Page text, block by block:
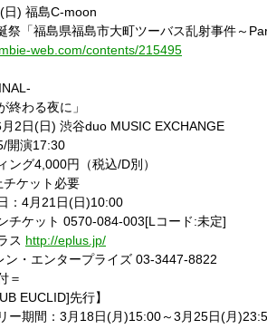
日) 福島C-moon
祭「福島県福島市大町ツーバス乱射事件～
web.com/contents/215495
終わる夜に」
2日(日) 渋谷duo MUSIC EXCHANGE
開演17:30
ング4,000円（税込/D別）
ケット必要
：4月21日(日)10:00
チケット 0570-084-003[Lコード:未定]
ス http://eplus.jp/
ン・エンタープライズ 03-3447-8822
＝
EUCLID]先行】
ー期間：3月18日(月)15:00～3月25日(月